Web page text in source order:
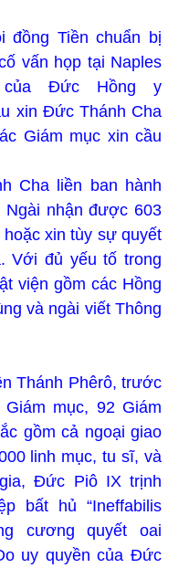
đồng Tiền chuẩn bị
vấn họp tại Naples
Đức Hồng y
xin Đức Thánh Cha
Giám mục xin cầu
Cha liền ban hành
Ngài nhận được 603
xin tùy sự quyết
Với đủ yếu tố trong
viện gồm các Hồng
và ngài viết Thông
Thánh Phêrô, trước
mục, 92 Giám
gồm cả ngoại giao
linh mục, tu sĩ, và
Đức Piô IX trịnh
bất hủ “Ineffabilis
cương quyết oai
uy quyền của Đức